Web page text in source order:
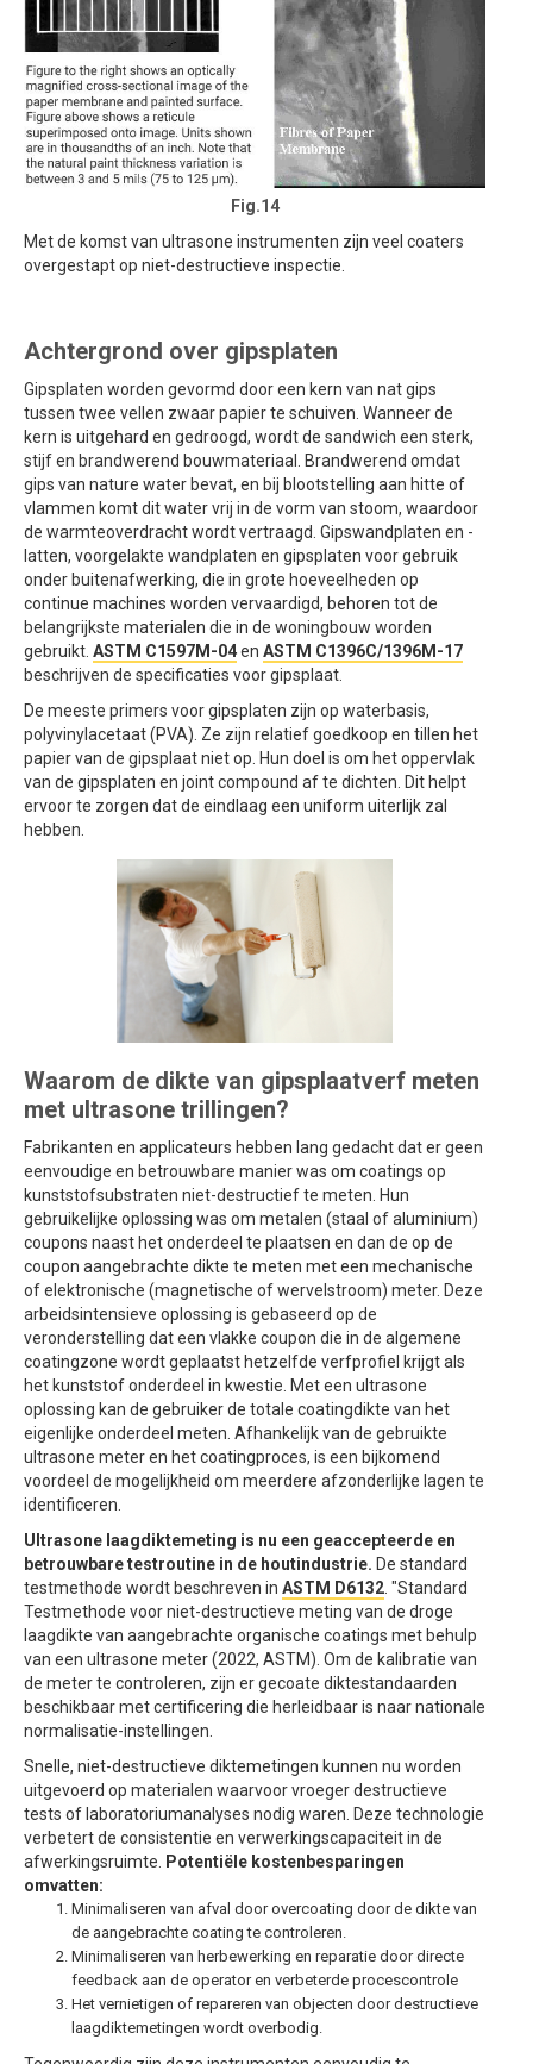
Fig.14
Met de komst van ultrasone instrumenten zijn veel coaters
overgestapt op niet-destructieve inspectie.
Achtergrond over gipsplaten
Gipsplaten worden gevormd door een kern van nat gips
tussen twee vellen zwaar papier te schuiven. Wanneer de
kern is uitgehard en gedroogd, wordt de sandwich een sterk,
stijf en brandwerend bouwmateriaal. Brandwerend omdat
gips van nature water bevat, en bij blootstelling aan hitte of
vlammen komt dit water vrij in de vorm van stoom, waardoor
de warmteoverdracht wordt vertraagd. Gipswandplaten en -
latten, voorgelakte wandplaten en gipsplaten voor gebruik
onder buitenafwerking, die in grote hoeveelheden op
continue machines worden vervaardigd, behoren tot de
belangrijkste materialen die in de woningbouw worden
gebruikt. ASTM C1597M-04en ASTM C1396C/1396M-17
beschrijven de specificaties voor gipsplaat.
De meeste primers voor gipsplaten zijn op waterbasis,
polyvinylacetaat (PVA). Ze zijn relatief goedkoop en tillen het
papier van de gipsplaat niet op. Hun doel is om het oppervlak
van de gipsplaten en joint compound af te dichten. Dit helpt
ervoor te zorgen dat de eindlaag een uniform uiterlijk zal
hebben.
Waarom de dikte van gipsplaatverf meten
met ultrasone trillingen?
Fabrikanten en applicateurs hebben lang gedacht dat er geen
eenvoudige en betrouwbare manier was om coatings op
kunststofsubstraten niet-destructief te meten. Hun
gebruikelijke oplossing was om metalen (staal of aluminium)
coupons naast het onderdeel te plaatsen en dan de op de
coupon aangebrachte dikte te meten met een mechanische
of elektronische (magnetische of wervelstroom) meter. Deze
arbeidsintensieve oplossing is gebaseerd op de
veronderstelling dat een vlakke coupon die in de algemene
coatingzone wordt geplaatst hetzelfde verfprofiel krijgt als
het kunststof onderdeel in kwestie. Met een ultrasone
oplossing kan de gebruiker de totale coatingdikte van het
eigenlijke onderdeel meten. Afhankelijk van de gebruikte
ultrasone meter en het coatingproces, is een bijkomend
voordeel de mogelijkheid om meerdere afzonderlijke lagen te
identificeren.
Ultrasone laagdiktemeting is nu een geaccepteerde en
betrouwbare testroutine in de houtindustrie. De standard
testmethode wordt beschreven in ASTM D6132 . "Standard
Testmethode voor niet-destructieve meting van de droge
laagdikte van aangebrachte organische coatings met behulp
van een ultrasone meter (2022, ASTM). Om de kalibratie van
de meter te controleren, zijn er gecoate diktestandaarden
beschikbaar met certificering die herleidbaar is naar nationale
normalisatie-instellingen.
Snelle, niet-destructieve diktemetingen kunnen nu worden
uitgevoerd op materialen waarvoor vroeger destructieve
tests of laboratoriumanalyses nodig waren. Deze technologie
verbetert de consistentie en verwerkingscapaciteit in de
afwerkingsruimte.
Potentiële kostenbesparingen
omvatten:
Minimaliseren van afval door overcoating door de dikte van
de aangebrachte coating te controleren.
Minimaliseren van herbewerking en reparatie door directe
feedback aan de operator en verbeterde procescontrole
Het vernietigen of repareren van objecten door destructieve
laagdiktemetingen wordt overbodig.